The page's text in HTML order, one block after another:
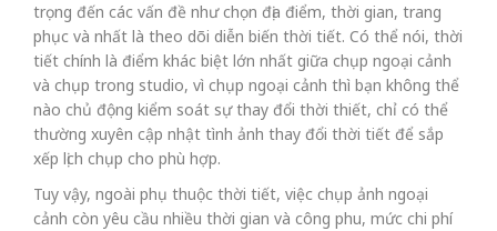
trọng đến các vấn đề như chọn địa điểm, thời gian, trang
phục và nhất là theo dõi diễn biến thời tiết. Có thể nói, thời
tiết chính là điểm khác biệt lớn nhất giữa chụp ngoại cảnh
và chụp trong studio, vì chụp ngoại cảnh thì bạn không thể
nào chủ động kiểm soát sự thay đổi thời thiết, chỉ có thể
thường xuyên cập nhật tình ảnh thay đổi thời tiết để sắp
xếp lịch chụp cho phù hợp.
Tuy vậy, ngoài phụ thuộc thời tiết, việc chụp ảnh ngoại
cảnh còn yêu cầu nhiều thời gian và công phu, mức chi phí